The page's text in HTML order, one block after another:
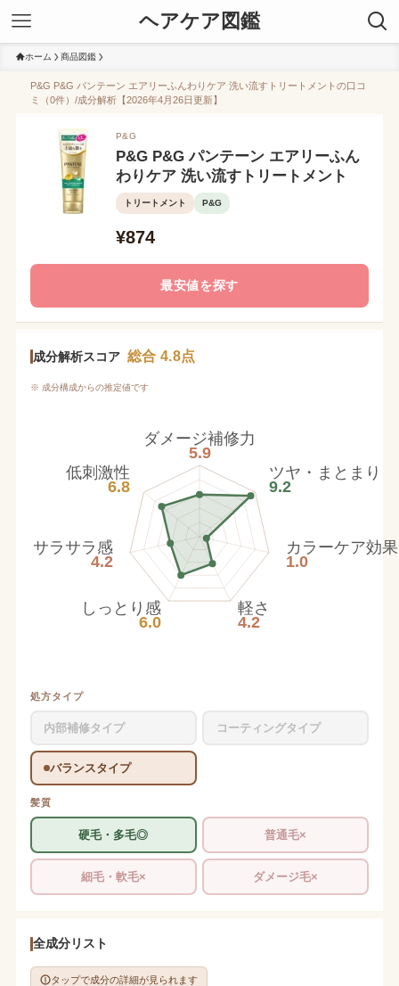
ヘアケア図鑑
ホーム 商品図鑑
P&G P&G パンテーン エアリーふんわりケア 洗い流すトリートメントの口コ
ミ（0件）/成分解析【2026年4月26日更新】
P&G
P&G P&G パンテーン エアリーふん
わりケア 洗い流すトリートメント
トリートメント P&G
¥874
最安値を探す
成分解析スコア 総合 4.8点
※ 成分構成からの推定値です
ダメージ補修力
5.9
ツヤ・まとまり
9.2
カラーケア効果
1.0
軽さ
4.2
しっとり感
6.0
サラサラ感
4.2
低刺激性
6.8
処方タイプ
内部補修タイプ コーティングタイプ
バランスタイプ
髪質
硬毛・多毛◎ 普通毛×
細毛・軟毛× ダメージ毛×
全成分リスト
タップで成分の詳細が見られます